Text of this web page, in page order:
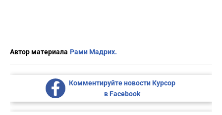
Автор материала Рами Мадрих.
Комментируйте новости Курсор
в Facebook